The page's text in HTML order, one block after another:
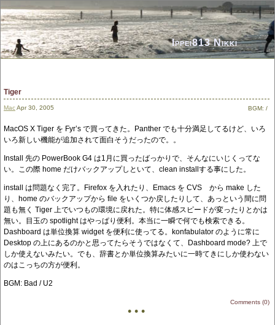
Ippei813 Nikki
Tiger
MacApr 30, 2005 BGM: /
MacOS X Tiger を Fyr’s で買ってきた。Panther でも十分満足してるけど、いろ
いろ新しい機能が追加されて面白そうだったので。。
Install 先の PowerBook G4 は1月に買ったばっかりで、そんなにいじくってな
い。この際 home だけバックアップしといて、clean installする事にした。
install は問題なく完了。Firefox を入れたり、Emacs を CVS から make した
り、home のバックアップから file をいくつか戻したりして、あっという間に問
題も無く Tiger 上でいつもの環境に戻れた。特に体感スピードが変ったりとかは
無い。目玉の spotlight はやっぱり便利。本当に一瞬で何でも検索できる。
Dashboard は単位換算 widget を便利に使ってる。konfabulator のように常に
Desktop の上にあるのかと思ってたらそうではなくて、Dashboard mode? 上で
しか使えないみたい。でも、辞書とか単位換算みたいに一時てきにしか使わない
のはこっちの方が便利。
BGM: Bad / U2
Comments (0)
• • •